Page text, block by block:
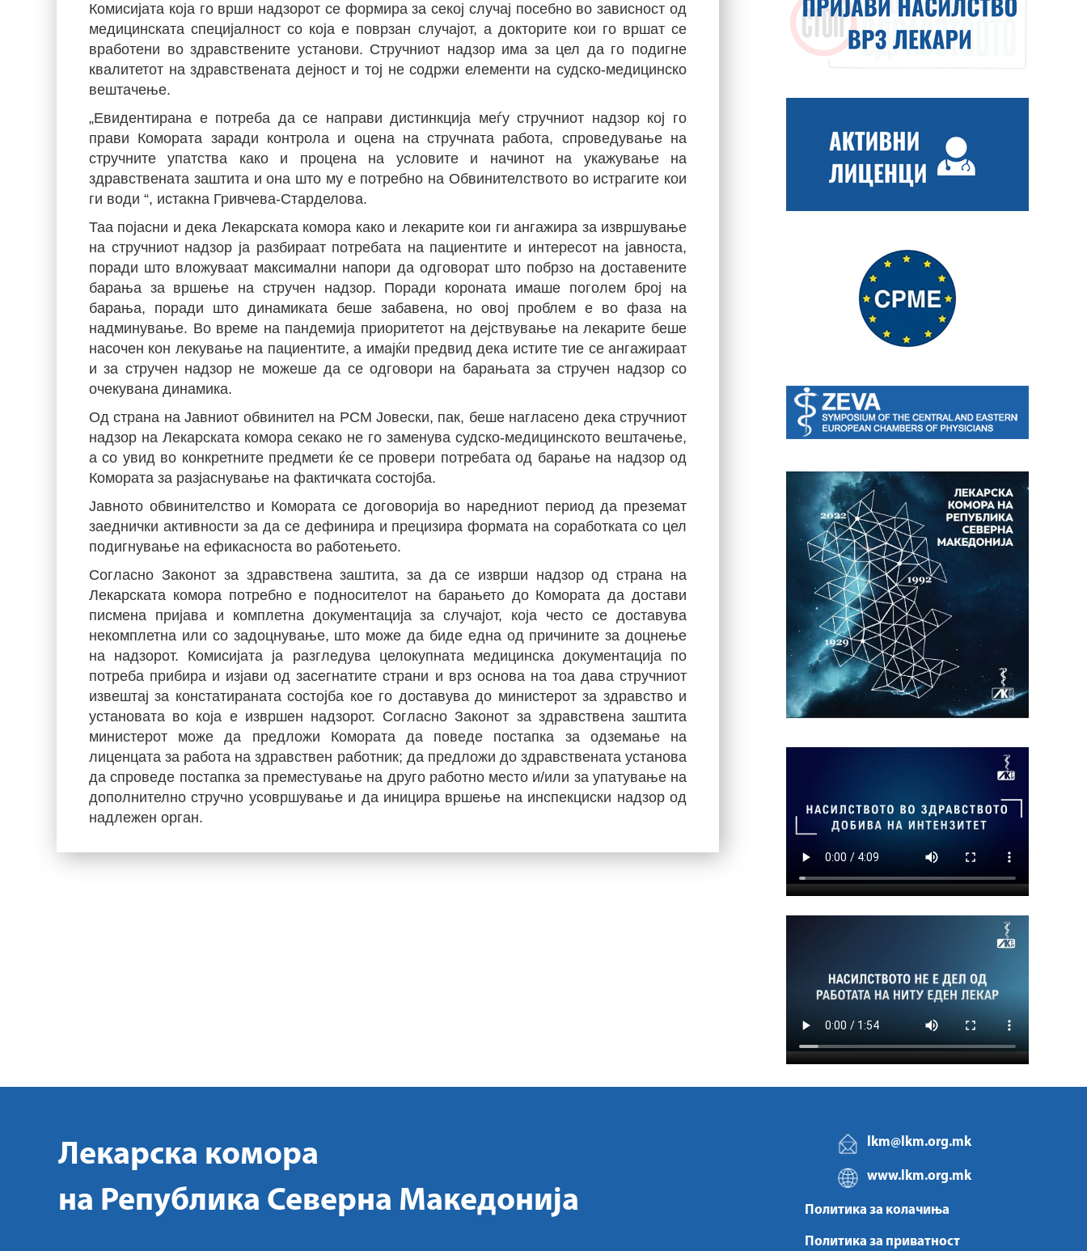
Комисијата која го врши надзорот се формира за секој случај посебно во зависност од
медицинската специјалност со која е поврзан случајот, а докторите кои го вршат се
вработени во здравствените установи. Стручниот надзор има за цел да го подигне
квалитетот на здравствената дејност и тој не содржи елементи на судско-медицинско
вештачење.
„Евидентирана е потреба да се направи дистинкција меѓу стручниот надзор кој го
прави Комората заради контрола и оцена на стручната работа, спроведување на
стручните упатства како и процена на условите и начинот на укажување на
здравствената заштита и она што му е потребно на Обвинителството во истрагите кои
ги води “, истакна Гривчева-Старделова.
Таа појасни и дека Лекарската комора како и лекарите кои ги ангажира за извршување
на стручниот надзор ја разбираат потребата на пациентите и интересот на јавноста,
поради што вложуваат максимални напори да одговорат што побрзо на доставените
барања за вршење на стручен надзор. Поради короната имаше поголем број на
барања, поради што динамиката беше забавена, но овој проблем е во фаза на
надминување. Во време на пандемија приоритетот на дејствување на лекарите беше
насочен кон лекување на пациентите, а имајќи предвид дека истите тие се ангажираат
и за стручен надзор не можеше да се одговори на барањата за стручен надзор со
очекувана динамика.
Од страна на Јавниот обвинител на РСМ Јовески, пак, беше нагласено дека стручниот
надзор на Лекарската комора секако не го заменува судско-медицинското вештачење,
а со увид во конкретните предмети ќе се провери потребата од барање на надзор од
Комората за разјаснување на фактичката состојба.
Јавното обвинителство и Комората се договорија во наредниот период да преземат
заеднички активности за да се дефинира и прецизира формата на соработката со цел
подигнување на ефикасноста во работењето.
Согласно Законот за здравствена заштита, за да се изврши надзор од страна на
Лекарската комора потребно е подносителот на барањето до Комората да достави
писмена пријава и комплетна документација за случајот, која често се доставува
некомплетна или со задоцнување, што може да биде една од причините за доцнење
на надзорот. Комисијата ја разгледува целокупната медицинска документација по
потреба прибира и изјави од засегнатите страни и врз основа на тоа дава стручниот
извештај за констатираната состојба кое го доставува до министерот за здравство и
установата во која е извршен надзорот. Согласно Законот за здравствена заштита
министерот може да предложи Комората да поведе постапка за одземање на
лиценцата за работа на здравствен работник; да предложи до здравствената установа
да спроведе постапка за преместување на друго работно место и/или за упатување на
дополнително стручно усовршување и да иницира вршење на инспекциски надзор од
надлежен орган.
Лекарска комора
на Република Северна Македонија
lkm@lkm.org.mk
www.lkm.org.mk
Политика за колачиња
Политика за приватност